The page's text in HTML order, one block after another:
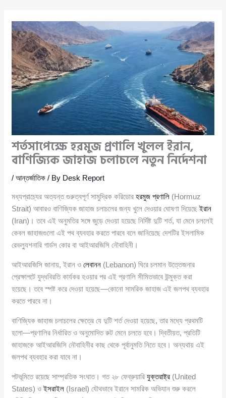
শর্তসাপেক্ষে হরমুজ প্রণালি খুলল ইরান,
বাণিজ্যিক জাহাজ চলাচলে নতুন নির্দেশনা
/আন্তর্জাতিক / By Desk Report
মধ্যপ্রাচ্যের অত্যন্ত গুরুত্বপূর্ণ সামুদ্রিক করিডোরহরমুজ প্রণালি (Hormuz
Strait) আবারও বাণিজ্যিক জাহাজ চলাচলের জন্য খুলে দেওয়ার ঘোষণা দিয়েছেইরান
(Iran)। তবে এই অনুমতির সঙ্গে জুড়ে দেওয়া হয়েছে নির্দিষ্ট দুটি শর্ত, যা মেনে চললেই
কেবল জাহাজগুলো এই পথ ব্যবহার করতে পারবে বলে জানিয়েছে দেশটির ইসলামিক
রেভল্যুশনারি গার্ডস কোর বা আইআরজিসি নৌবাহিনী।
আইআরজিসি জানায়, ইরান ওলেবানন (Lebanon) ঘিরে চলমান উত্তেজনার
প্রেক্ষাপটে যুদ্ধবিরতি কার্যকর হওয়ার পর এই প্রণালি সীমিতভাবে উন্মুক্ত করা
হয়েছে। তবে স্পষ্ট করে দেওয়া হয়েছে—কোনো সামরিক জাহাজ এই জলপথ ব্যবহার
করতে পারবে না।
বাণিজ্যিক জাহাজ চলাচলের ক্ষেত্রে যে দুটি শর্ত দেওয়া হয়েছে, তার মধ্যে প্রথমটি
হলো—প্রণালির নির্ধারিত ও অনুমোদিত রুট মেনে চলতে হবে। দ্বিতীয়ত, প্রতিটি
জাহাজকে আইআরজিসি নৌবাহিনীর কাছ থেকে পূর্বানুমতি নিতে হবে। অন্যথায় এই
জলপথ ব্যবহার করা যাবে না।
পটভূমিতে রয়েছে সাম্প্রতিক সংঘাত। গত ২৮ ফেব্রুয়ারিযুক্তরাষ্ট্র (United
States) ওইসরাইল (Israel) যৌথভাবে ইরানে সামরিক অভিযান শুরু করলে